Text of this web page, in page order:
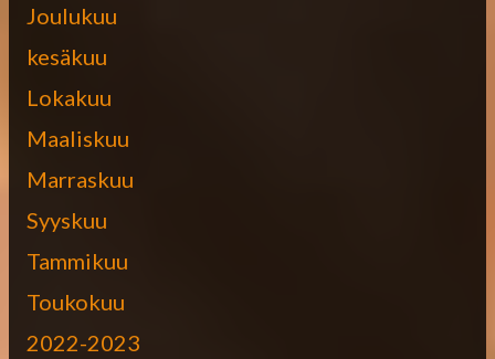
Joulukuu
kesäkuu
Lokakuu
Maaliskuu
Marraskuu
Syyskuu
Tammikuu
Toukokuu
2022-2023